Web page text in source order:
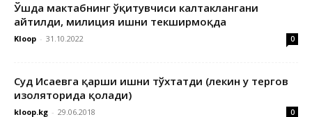
Ўшда мактабнинг ўқитувчиси калтаклангани
айтилди, милиция ишни текширмоқда
Kloop - 31.10.2022 0
Суд Исаевга қарши ишни тўхтатди (лекин у тергов
изоляторида қолади)
kloop.kg - 29.06.2018 0